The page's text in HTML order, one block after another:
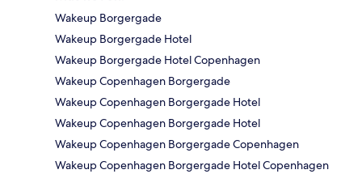
Wakeup Borgergade
Wakeup Borgergade Hotel
Wakeup Borgergade Hotel Copenhagen
Wakeup Copenhagen Borgergade
Wakeup Copenhagen Borgergade Hotel
Wakeup Copenhagen Borgergade Hotel
Wakeup Copenhagen Borgergade Copenhagen
Wakeup Copenhagen Borgergade Hotel Copenhagen